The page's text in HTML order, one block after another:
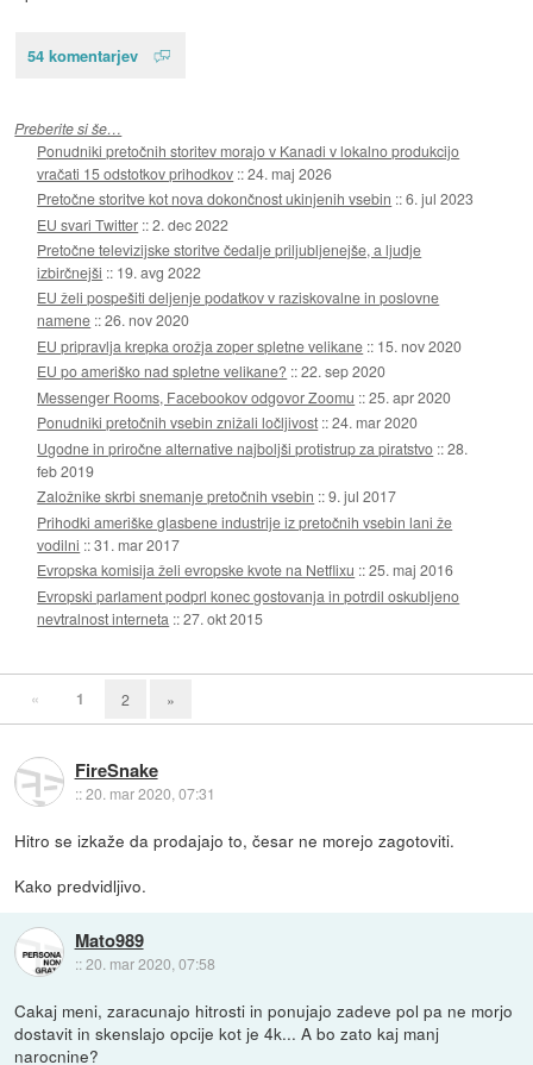
54 komentarjev
Preberite si še…
Ponudniki pretočnih storitev morajo v Kanadi v lokalno produkcijo
vračati 15 odstotkov prihodkov ::24. maj 2026
Pretočne storitve kot nova dokončnost ukinjenih vsebin ::6. jul 2023
EU svari Twitter ::2. dec 2022
Pretočne televizijske storitve čedalje priljubljenejše, a ljudje
izbirčnejši :: 19. avg 2022
EU želi pospešiti deljenje podatkov v raziskovalne in poslovne
namene ::26. nov 2020
EU pripravlja krepka orožja zoper spletne velikane :: 15. nov 2020
EU po ameriško nad spletne velikane? ::22. sep 2020
Messenger Rooms, Facebookov odgovor Zoomu ::25. apr 2020
Ponudniki pretočnih vsebin znižali ločljivost ::24. mar 2020
Ugodne in priročne alternative najboljši protistrup za piratstvo ::28.
feb 2019
Založnike skrbi snemanje pretočnih vsebin ::9. jul 2017
Prihodki ameriške glasbene industrije iz pretočnih vsebin lani že
vodilni ::31. mar 2017
Evropska komisija želi evropske kvote na Netflixu ::25. maj 2016
Evropski parlament podprl konec gostovanja in potrdil oskubljeno
nevtralnost interneta ::27. okt 2015
« 1 2 »
FireSnake
::20. mar 2020, 07:31
Hitro se izkaže da prodajajo to, česar ne morejo zagotoviti.
Kako predvidljivo.
Mato989
::20. mar 2020, 07:58
Cakaj meni, zaracunajo hitrosti in ponujajo zadeve pol pa ne morjo
dostavit in skenslajo opcije kot je 4k... A bo zato kaj manj
narocnine?